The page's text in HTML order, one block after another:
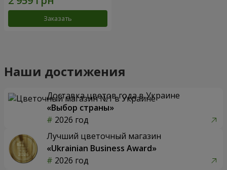
Заказать
Наши достижения
Доставка цветов года в Украине
«Выбор страны»
2026 год
Лучший цветочный магазин
«Ukrainian Business Award»
2026 год